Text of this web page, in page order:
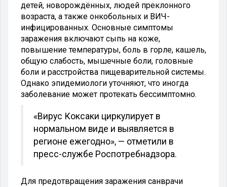
детей, новорождённых, людей преклонного
возраста, а также онкобольных и ВИЧ-
инфицированных. Основные симптомы
заражения включают сыпь на коже,
повышение температуры, боль в горле, кашель,
общую слабость, мышечные боли, головные
боли и расстройства пищеварительной системы.
Однако эпидемиологи уточняют, что иногда
заболевание может протекать бессимптомно.
«Вирус Коксаки циркулирует в
нормальном виде и выявляется в
регионе ежегодно», — отметили в
пресс-службе Роспотребнадзора.
Для предотвращения заражения санврачи